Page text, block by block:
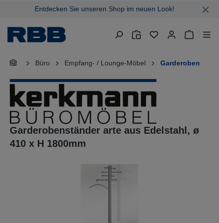
springenEntdecken Sie unseren Shop im neuen Look!
Büro Empfang- / Lounge-Möbel Garderoben
Garderobenständer arte aus Edelstahl, ø
410 x H 1800mm